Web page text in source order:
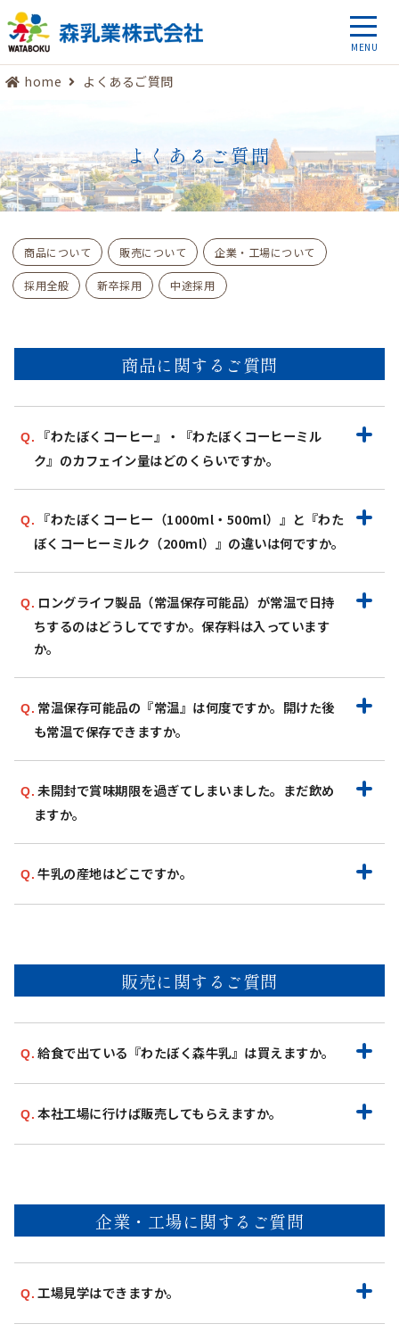
home よくあるご質問
よくあるご質問
商品について 販売について 企業・工場について
採用全般 新卒採用 中途採用
商品に関するご質問
『わたぼくコーヒー』・『わたぼくコーヒーミル
ク』のカフェイン量はどのくらいですか。
『わたぼくコーヒー（1000ml・500ml）』と『わた
ぼくコーヒーミルク（200ml）』の違いは何ですか。
ロングライフ製品（常温保存可能品）が常温で日持
ちするのはどうしてですか。保存料は入っています
か。
常温保存可能品の『常温』は何度ですか。開けた後
も常温で保存できますか。
未開封で賞味期限を過ぎてしまいました。まだ飲め
ますか。
牛乳の産地はどこですか。
販売に関するご質問
給食で出ている『わたぼく森牛乳』は買えますか。
本社工場に行けば販売してもらえますか。
企業・工場に関するご質問
工場見学はできますか。